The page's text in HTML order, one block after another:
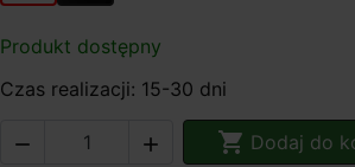
Produkt dostępny
Czas realizacji: 15-30 dni
   Dodaj do